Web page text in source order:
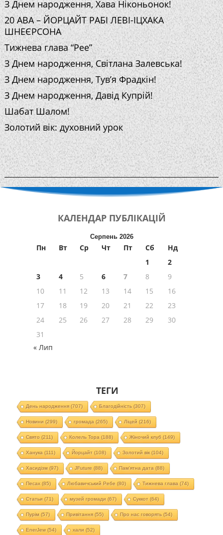
З Днем народження, Хава Ніконьонок!
20 АВА – ЙОРЦАЙТ РАБІ ЛЕВІ-ІЦХАКА
ШНЕЄРСОНА
Тижнева глава “Рее”
З Днем народження, Світлана Залевська!
З Днем народження, Тув’я Фрадкін!
З Днем народження, Давід Купрій!
Шабат Шалом!
Золотий вік: духовний урок
КАЛЕНДАР ПУБЛІКАЦІЙ
Серпень 2026
Пн Вт Ср Чт Пт Сб
Нд
1
2
3
4 5 6 7 8
9
10
11 12 13 14 15
16
17
18 19 20 21 22
23
24
25 26 27 28 29
30
31
« Лип
ТЕГИ
День народження(707) Благодійність (307)
Новини (299) громада (265) Ліцей (216)
Свято (211) Колель Тора (188) Жіночий клуб (149)
Ханука (111) Йорцайт (108) Золотий вік(104)
Хасидізм (97) JFuture (88) Пам'ятна дата (88)
Песах(85) Любавичський Ребе (80) Тижнева глава (74)
Статьи (71) музей громади (67) Суккот (64)
Пурім (57) Привітання(55) Про нас говорять (54)
EnerJew(54) хали (52)